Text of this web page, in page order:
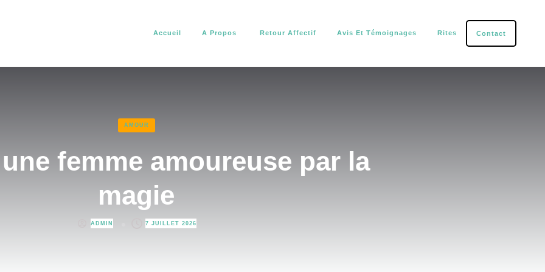
Accueil A Propos Retour Affectif Avis Et Témoignages Rites Contact
AMOUR
femme amoureuse par la
magie
ADMIN 7 JUILLET 2026